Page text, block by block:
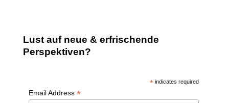
Lust auf neue & erfrischende
Perspektiven?
* indicates required
Email Address *